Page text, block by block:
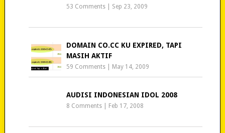
53 Comments Sep 23, 2009
DOMAIN CO.CC KU EXPIRED, TAPI
MASIH AKTIF
59 Comments May 14, 2009
AUDISI INDONESIAN IDOL 2008
8 Comments Feb 17, 2008